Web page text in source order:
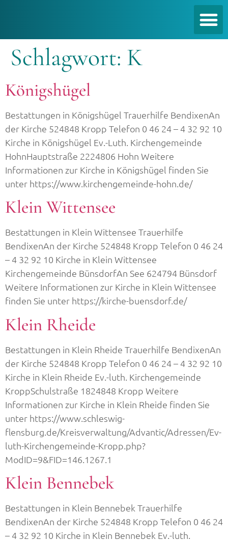
Schlagwort: K
Königshügel
Bestattungen in Königshügel Trauerhilfe BendixenAn
der Kirche 524848 Kropp Telefon 0 46 24 – 4 32 92 10
Kirche in Königshügel Ev.-Luth. Kirchengemeinde
HohnHauptstraße 2224806 Hohn Weitere
Informationen zur Kirche in Königshügel finden Sie
unter https://www.kirchengemeinde-hohn.de/
Klein Wittensee
Bestattungen in Klein Wittensee Trauerhilfe
BendixenAn der Kirche 524848 Kropp Telefon 0 46 24
– 4 32 92 10 Kirche in Klein Wittensee
Kirchengemeinde BünsdorfAn See 624794 Bünsdorf
Weitere Informationen zur Kirche in Klein Wittensee
finden Sie unter https://kirche-buensdorf.de/
Klein Rheide
Bestattungen in Klein Rheide Trauerhilfe BendixenAn
der Kirche 524848 Kropp Telefon 0 46 24 – 4 32 92 10
Kirche in Klein Rheide Ev.-luth. Kirchengemeinde
KroppSchulstraße 1824848 Kropp Weitere
Informationen zur Kirche in Klein Rheide finden Sie
unter https://www.schleswig-
flensburg.de/Kreisverwaltung/Advantic/Adressen/Ev-
luth-Kirchengemeinde-Kropp.php?
ModID=9&FID=146.1267.1
Klein Bennebek
Bestattungen in Klein Bennebek Trauerhilfe
BendixenAn der Kirche 524848 Kropp Telefon 0 46 24
– 4 32 92 10 Kirche in Klein Bennebek Ev.-luth.